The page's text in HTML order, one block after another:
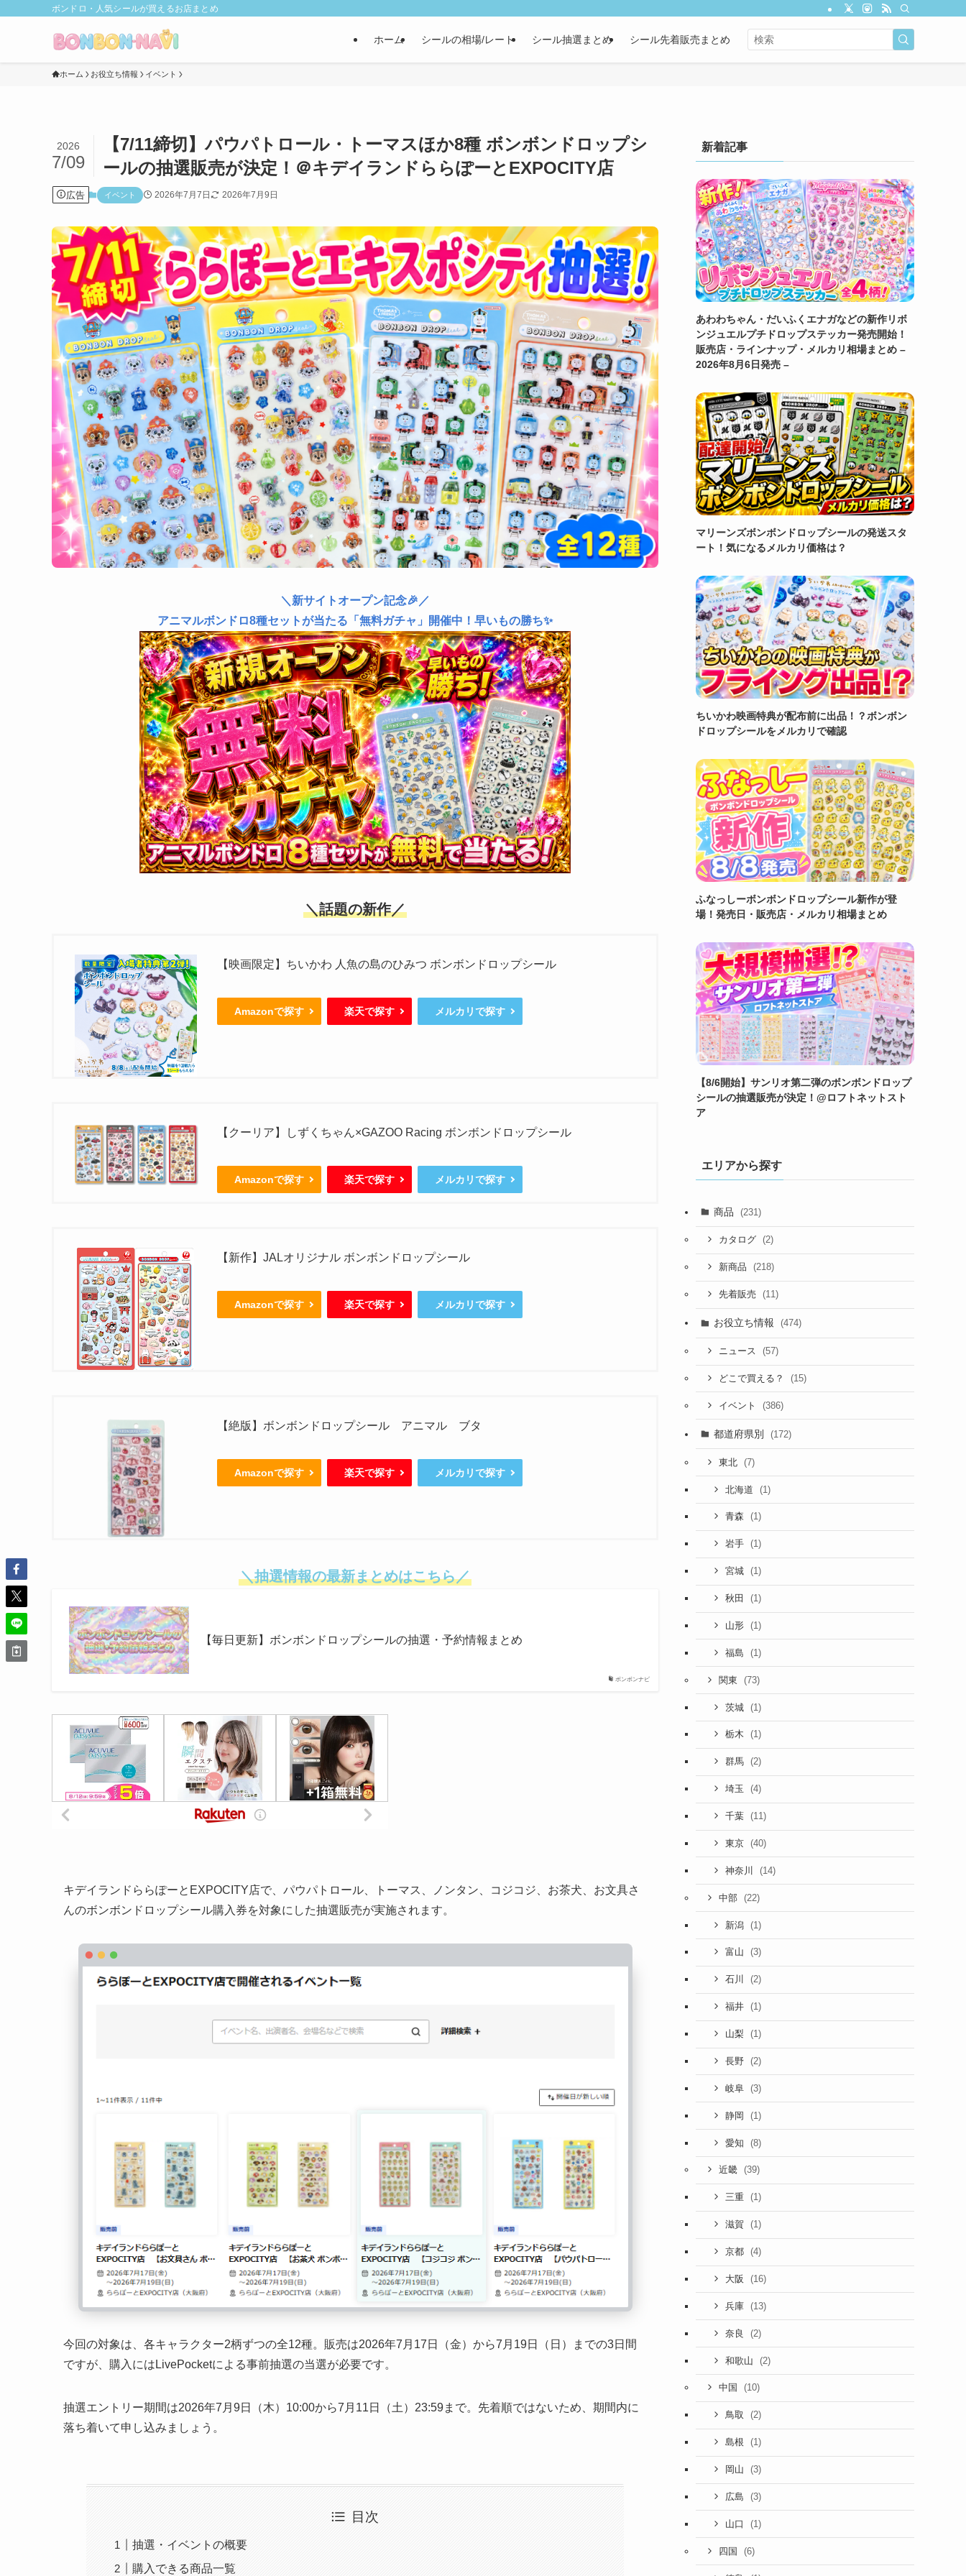
ボンドロ・人気シールが買えるお店まとめ
ホーム シールの相場/レート シール抽選まとめ シール先着販売まとめ
ホーム お役立ち情報 イベント
【7/11締切】パウパトロール・トーマスほか8種 ボンボンドロップシ
ールの抽選販売が決定！＠キデイランドららぽーとEXPOCITY店
2026
7/09
広告 イベント 2026年7月7日 2026年7月9日
＼新サイトオープン記念🎉／
アニマルボンドロ8種セットが当たる「無料ガチャ」開催中！早いもの勝ち✨
＼話題の新作／
【映画限定】ちいかわ 人魚の島のひみつ ボンボンドロップシール
Amazonで探す 楽天で探す メルカリで探す
【クーリア】しずくちゃん×GAZOO Racing ボンボンドロップシール
Amazonで探す 楽天で探す メルカリで探す
【新作】JALオリジナル ボンボンドロップシール
Amazonで探す 楽天で探す メルカリで探す
【絶版】ボンボンドロップシール アニマル ブタ
Amazonで探す 楽天で探す メルカリで探す
＼抽選情報の最新まとめはこちら／
ボンボンナビ
【毎日更新】ボンボンドロップシールの抽選・予約情報まとめ
キデイランドららぽーとEXPOCITY店で、パウパトロール、トーマス、ノンタン、コジコジ、お茶犬、お文具さ
んのボンボンドロップシール購入券を対象にした抽選販売が実施されます。
今回の対象は、各キャラクター2柄ずつの全12種。販売は2026年7月17日（金）から7月19日（日）までの3日間
ですが、購入にはLivePocketによる事前抽選の当選が必要です。
抽選エントリー期間は2026年7月9日（木）10:00から7月11日（土）23:59まで。先着順ではないため、期間内に
落ち着いて申し込みましょう。
目次
抽選・イベントの概要
購入できる商品一覧
新着記事
あわわちゃん・だいふくエナガなどの新作リボ
ンジュエルプチドロップステッカー発売開始！
販売店・ラインナップ・メルカリ相場まとめ –
2026年8月6日発売 –
マリーンズボンボンドロップシールの発送スタ
ート！気になるメルカリ価格は？
ちいかわ映画特典が配布前に出品！？ボンボン
ドロップシールをメルカリで確認
ふなっしーボンボンドロップシール新作が登
場！発売日・販売店・メルカリ相場まとめ
【8/6開始】サンリオ第二弾のボンボンドロップ
シールの抽選販売が決定！@ロフトネットスト
ア
エリアから探す
商品 (231)
カタログ (2)
新商品 (218)
先着販売 (11)
お役立ち情報 (474)
ニュース (57)
どこで買える？ (15)
イベント (386)
都道府県別 (172)
東北 (7)
北海道 (1)
青森 (1)
岩手 (1)
宮城 (1)
秋田 (1)
山形 (1)
福島 (1)
関東 (73)
茨城 (1)
栃木 (1)
群馬 (2)
埼玉 (4)
千葉 (11)
東京 (40)
神奈川 (14)
中部 (22)
新潟 (1)
富山 (3)
石川 (2)
福井 (1)
山梨 (1)
長野 (2)
岐阜 (3)
静岡 (1)
愛知 (8)
近畿 (39)
三重 (1)
滋賀 (1)
京都 (4)
大阪 (16)
兵庫 (13)
奈良 (2)
和歌山 (2)
中国 (10)
鳥取 (2)
島根 (1)
岡山 (3)
広島 (3)
山口 (1)
四国 (6)